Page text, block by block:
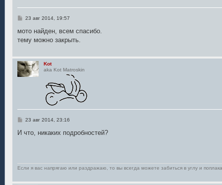
С
о
щ
и
е
23 авг 2014, 19:57
мото найден, всем спасибо.
тему можно закрыть.
Kot
aka Kot Matroskin
С
о
е
23 авг 2014, 23:16
И что, никаких подробностей?
Если я вас напрягаю или раздражаю, то вы всегда можете забиться в углу и